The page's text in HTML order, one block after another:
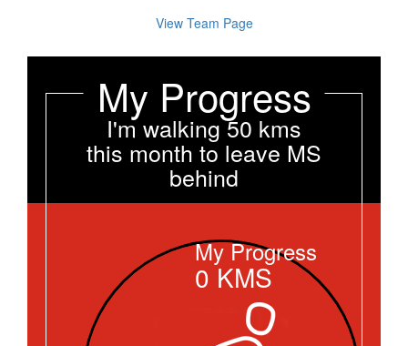
View Team Page
My Progress
I'm walking 50 kms
this month to leave MS
behind
My Progress
0KMS